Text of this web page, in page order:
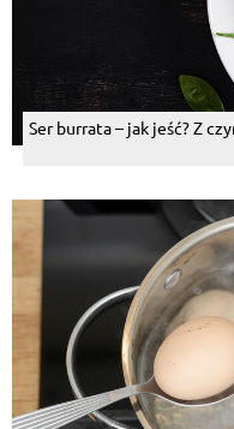
Ser burrata – jak jeść? Z